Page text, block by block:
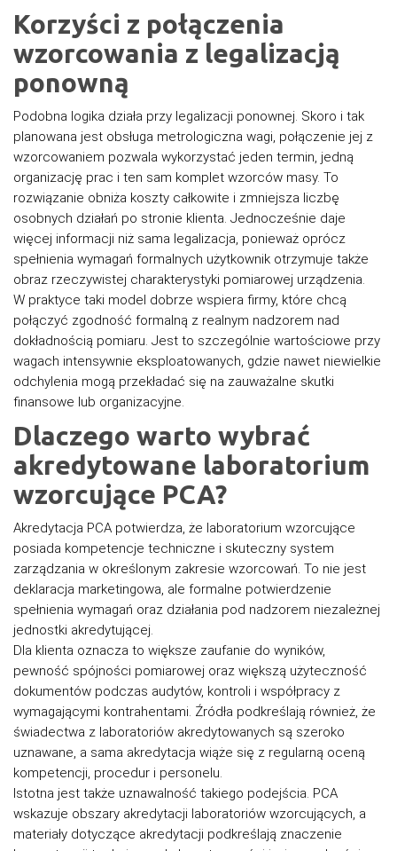
Korzyści z połączenia
wzorcowania z legalizacją
ponowną
Podobna logika działa przy legalizacji ponownej. Skoro i tak
planowana jest obsługa metrologiczna wagi, połączenie jej z
wzorcowaniem pozwala wykorzystać jeden termin, jedną
organizację prac i ten sam komplet wzorców masy. To
rozwiązanie obniża koszty całkowite i zmniejsza liczbę
osobnych działań po stronie klienta. Jednocześnie daje
więcej informacji niż sama legalizacja, ponieważ oprócz
spełnienia wymagań formalnych użytkownik otrzymuje także
obraz rzeczywistej charakterystyki pomiarowej urządzenia.
W praktyce taki model dobrze wspiera firmy, które chcą
połączyć zgodność formalną z realnym nadzorem nad
dokładnością pomiaru. Jest to szczególnie wartościowe przy
wagach intensywnie eksploatowanych, gdzie nawet niewielkie
odchylenia mogą przekładać się na zauważalne skutki
finansowe lub organizacyjne.
Dlaczego warto wybrać
akredytowane laboratorium
wzorcujące PCA?
Akredytacja PCA potwierdza, że laboratorium wzorcujące
posiada kompetencje techniczne i skuteczny system
zarządzania w określonym zakresie wzorcowań. To nie jest
deklaracja marketingowa, ale formalne potwierdzenie
spełnienia wymagań oraz działania pod nadzorem niezależnej
jednostki akredytującej.
Dla klienta oznacza to większe zaufanie do wyników,
pewność spójności pomiarowej oraz większą użyteczność
dokumentów podczas audytów, kontroli i współpracy z
wymagającymi kontrahentami. Źródła podkreślają również, że
świadectwa z laboratoriów akredytowanych są szeroko
uznawane, a sama akredytacja wiąże się z regularną oceną
kompetencji, procedur i personelu.
Istotna jest także uznawalność takiego podejścia. PCA
wskazuje obszary akredytacji laboratoriów wzorcujących, a
materiały dotyczące akredytacji podkreślają znaczenie